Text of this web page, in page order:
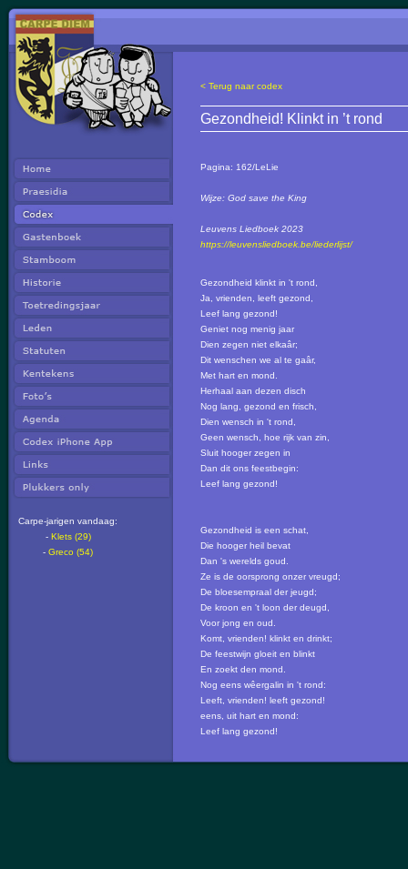
Carpe-jarigen vandaag:
- Klets (29)
- Greco (54)
< Terug naar codex
Gezondheid! Klinkt in ’t rond
Pagina: 162/LeLie
Wijze: God save the King
Leuvens Liedboek 2023
https://leuvensliedboek.be/liederlijst/
Gezondheid klinkt in 't rond,
Ja, vrienden, leeft gezond,
Leef lang gezond!
Geniet nog menig jaar
Dien zegen niet elkaâr;
Dit wenschen we al te gaâr,
Met hart en mond.
Herhaal aan dezen disch
Nog lang, gezond en frisch,
Dien wensch in 't rond,
Geen wensch, hoe rijk van zin,
Sluit hooger zegen in
Dan dit ons feestbegin:
Leef lang gezond!
Gezondheid is een schat,
Die hooger heil bevat
Dan 's werelds goud.
Ze is de oorsprong onzer vreugd;
De bloesempraal der jeugd;
De kroon en 't loon der deugd,
Voor jong en oud.
Komt, vrienden! klinkt en drinkt;
De feestwijn gloeit en blinkt
En zoekt den mond.
Nog eens wêergalin in 't rond:
Leeft, vrienden! leeft gezond!
eens, uit hart en mond:
Leef lang gezond!